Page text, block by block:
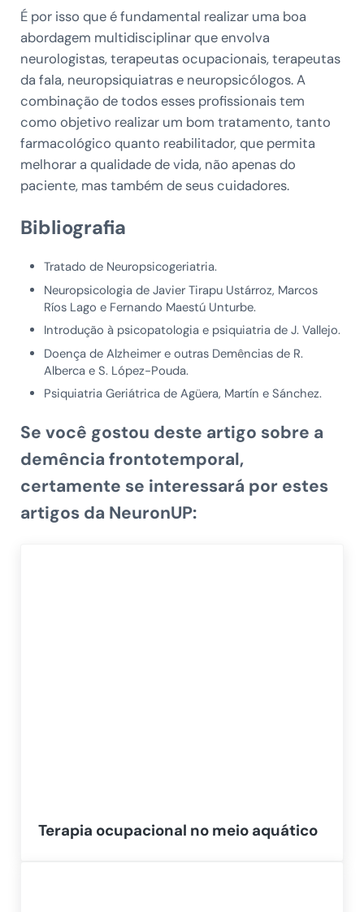
É por isso que é fundamental realizar uma boa
abordagem multidisciplinar que envolva
neurologistas, terapeutas ocupacionais, terapeutas
da fala, neuropsiquiatras e neuropsicólogos. A
combinação de todos esses profissionais tem
como objetivo realizar um bom tratamento, tanto
farmacológico quanto reabilitador, que permita
melhorar a qualidade de vida, não apenas do
paciente, mas também de seus cuidadores.
Bibliografia
Tratado de Neuropsicogeriatria.
Neuropsicologia de Javier Tirapu Ustárroz, Marcos
Ríos Lago e Fernando Maestú Unturbe.
Introdução à psicopatologia e psiquiatria de J. Vallejo.
Doença de Alzheimer e outras Demências de R.
Alberca e S. López-Pouda.
Psiquiatria Geriátrica de Agüera, Martín e Sánchez.
Se você gostou deste artigo sobre a
demência frontotemporal,
certamente se interessará por estes
artigos da NeuronUP:
Terapia ocupacional no meio aquático